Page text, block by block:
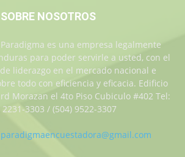
SOBRE NOSOTROS
es una empresa legalmente
para poder servirle a usted, con el
liderazgo en el mercado nacional e
todo con eficiencia y eficacia. Edificio
Morazan el 4to Piso Cubiculo #402 Tel:
2231-3303 / (504) 9522-3307
paradigmaencuestadora@gmail.com